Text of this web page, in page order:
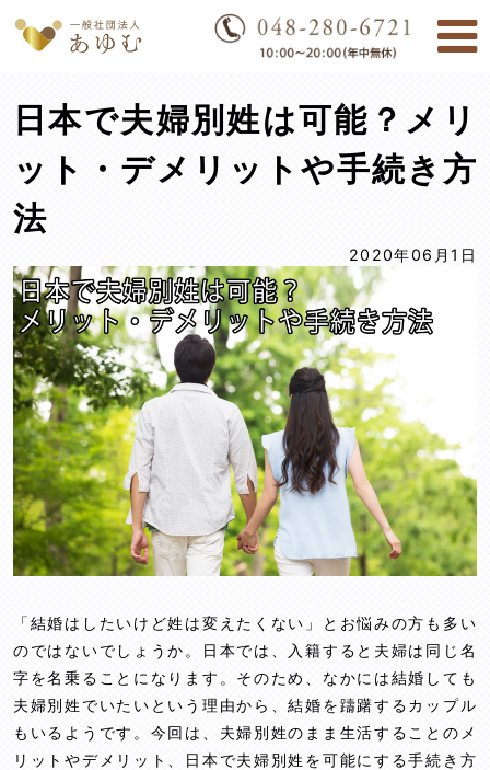
日本で夫婦別姓は可能？メリ
ット・デメリットや手続き方
法
2020年06月1日
「結婚はしたいけど姓は変えたくない」とお悩みの方も多い
のではないでしょうか。日本では、入籍すると夫婦は同じ名
字を名乗ることになります。そのため、なかには結婚しても
夫婦別姓でいたいという理由から、結婚を躊躇するカップル
もいるようです。今回は、夫婦別姓のまま生活することのメ
リットやデメリット、日本で夫婦別姓を可能にする手続き方